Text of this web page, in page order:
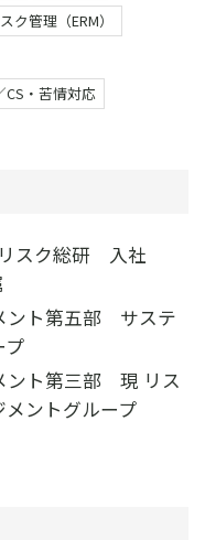
ク管理（ERM）
CS・苦情対応
スク総研 入社
ント第五部 サステ
プ
ト第三部 現 リス
メントグループ